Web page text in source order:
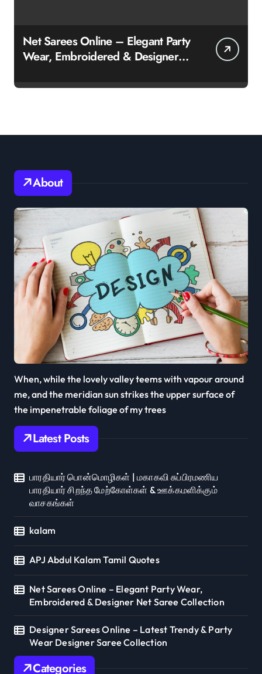
Net Sarees Online – Elegant Party
Wear, Embroidered & Designer
About
When, while the lovely valley teems with vapour around
me, and the meridian sun strikes the upper surface of
the impenetrable foliage of my trees
Latest Posts
பாரதியார் பொன்மொழிகள் | மகாகவி சுப்பிரமணிய
பாரதியார் சிறந்த மேற்கோள்கள் & ஊக்கமளிக்கும்
வாசகங்கள்
kalam
APJ Abdul Kalam Tamil Quotes
Net Sarees Online – Elegant Party Wear,
Embroidered & Designer Net Saree Collection
Designer Sarees Online – Latest Trendy & Party
Wear Designer Saree Collection
Categories